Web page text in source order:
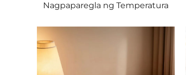
Nagpaparegla ng Temperatura